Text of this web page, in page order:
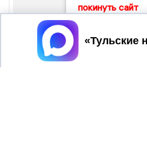
покинуть сайт
Принять